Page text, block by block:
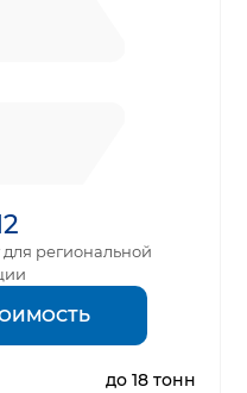
региональной
до 18 тонн